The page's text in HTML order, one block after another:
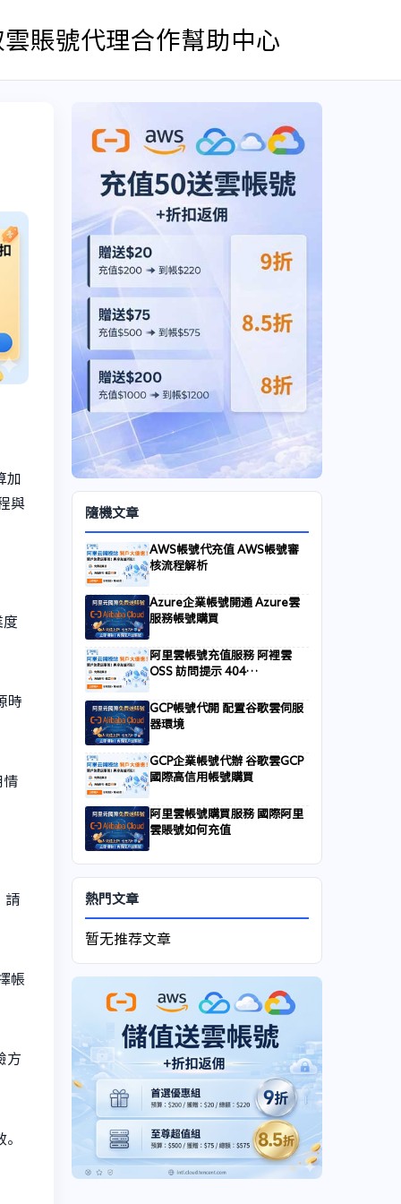
賬號代理合作幫助中心
加
與
度
時
情
請
帳
方
隨機文章
AWS帳號代充值 AWS帳號審
核流程解析
Azure企業帳號開通 Azure雲
服務帳號購買
阿里雲帳號充值服務 阿裡雲
OSS 訪問提示 404
徑、檔案名大小寫與重寫規則
GCP帳號代開 配置谷歌雲伺服
器環境
GCP企業帳號代辦 谷歌雲GCP
國際高信用帳號購買
阿里雲帳號購買服務 國際阿里
雲賬號如何充值
熱門文章
暂无推荐文章